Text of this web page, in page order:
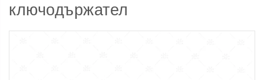
ключодържател